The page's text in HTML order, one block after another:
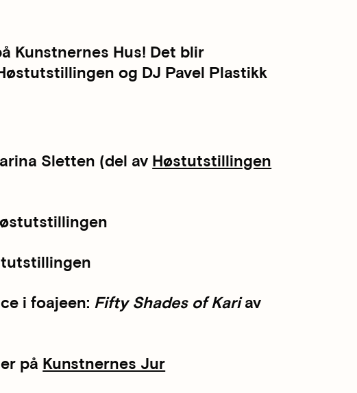
Kunstnernes Hus! Det blir
og DJ Pavel Plastikk
Sletten (del av Høstutstillingen
i foajeen: Fifty Shades of Kariav
på Kunstnernes Jur